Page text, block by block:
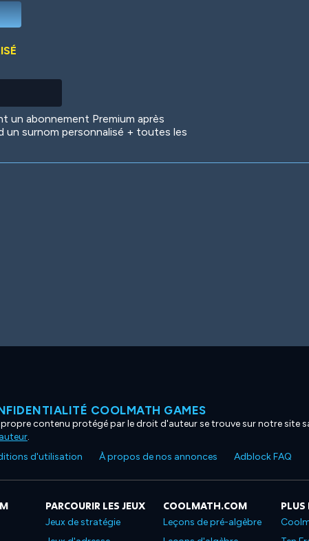
un abonnement Premium après
un surnom personnalisé + toutes les
COOLMATH GAMES
contenu protégé par le droit d'auteur se trouve sur notre site
.
d'utilisation À propos de nos annonces Adblock FAQ
PARCOURIR LES JEUX
Jeux de stratégie
COOLMATH.COM
Leçons de pré-algèbre
PLUS